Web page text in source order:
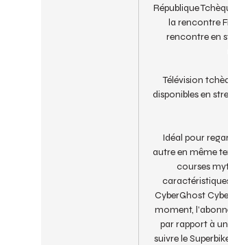
République
la rencontre
rencontre en
Télévision
disponibles en
Idéal pour
autre en même
courses
CyberGhost
moment,
par rapport à
suivre le